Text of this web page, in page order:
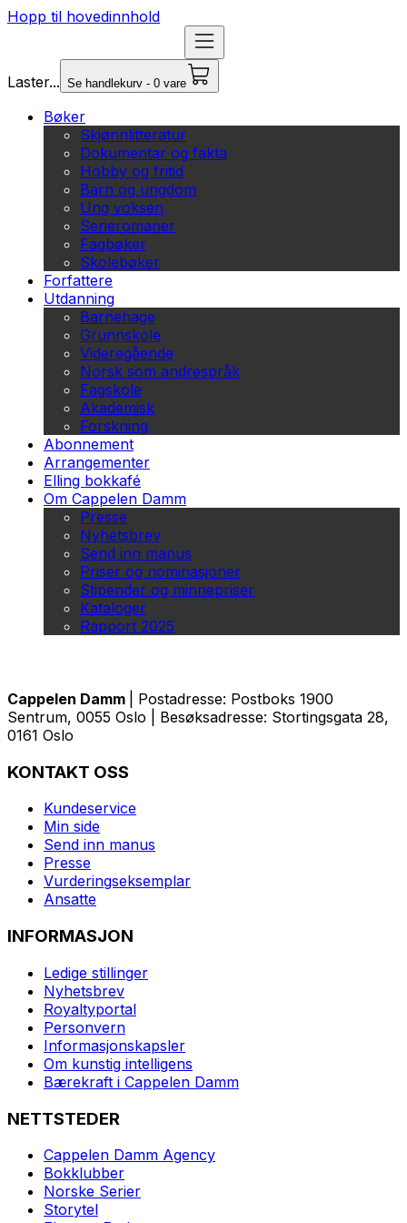
Hopp til hovedinnhold
Laster... Se handlekurv - 0 vare
Bøker
Skjønnlitteratur
Dokumentar og fakta
Hobby og fritid
Barn og ungdom
Ung voksen
Serieromaner
Fagbøker
Skolebøker
Forfattere
Utdanning
Barnehage
Grunnskole
Videregående
Norsk som andrespråk
Fagskole
Akademisk
Forskning
Abonnement
Arrangementer
Elling bokkafé
Om Cappelen Damm
Presse
Nyhetsbrev
Send inn manus
Priser og nominasjoner
Stipender og minnepriser
Kataloger
Rapport 2025
Cappelen Damm
| Postadresse: Postboks 1900
Sentrum, 0055 Oslo | Besøksadresse: Stortingsgata 28,
0161 Oslo
KONTAKT OSS
Kundeservice
Min side
Send inn manus
Presse
Vurderingseksemplar
Ansatte
INFORMASJON
Ledige stillinger
Nyhetsbrev
Royaltyportal
Personvern
Informasjonskapsler
Om kunstig intelligens
Bærekraft i Cappelen Damm
NETTSTEDER
Cappelen Damm Agency
Bokklubber
Norske Serier
Storytel